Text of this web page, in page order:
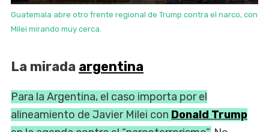
Guatemala abre otro frente regional de Trump contra el narco, con
Milei mirando muy cerca.
La mirada argentina
Para la Argentina, el caso importa por el
alineamiento de Javier Milei con Donald Trump